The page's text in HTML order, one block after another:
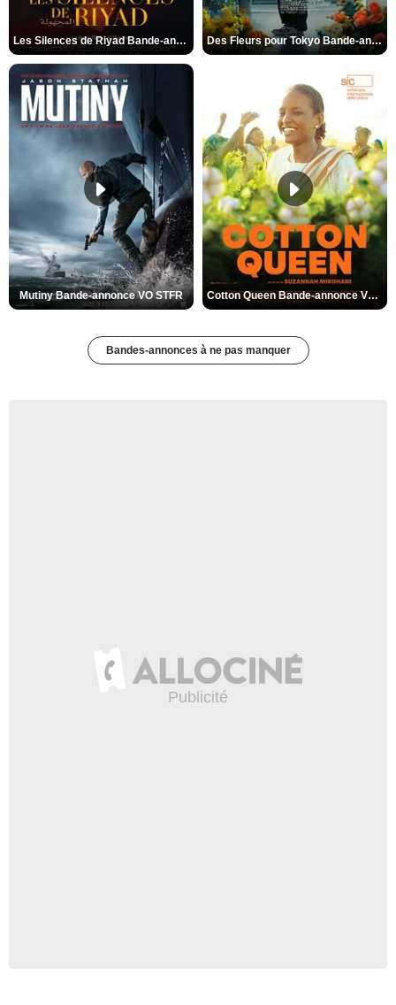
Les Silences de Riyad Bande-annonce VO STFR Des Fleurs pour Tokyo Bande-annonce VO STFR
Mutiny Bande-annonce VO STFR Cotton Queen Bande-annonce VO STFR
Bandes-annonces à ne pas manquer